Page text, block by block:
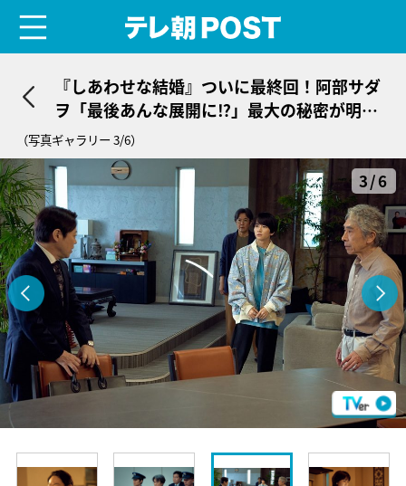
『しあわせな結婚』ついに最終回！阿部サダ
ヲ「最後あんな展開に⁉︎」最大の秘密が明ら
かに
（写真ギャラリー 3/6）
3/6